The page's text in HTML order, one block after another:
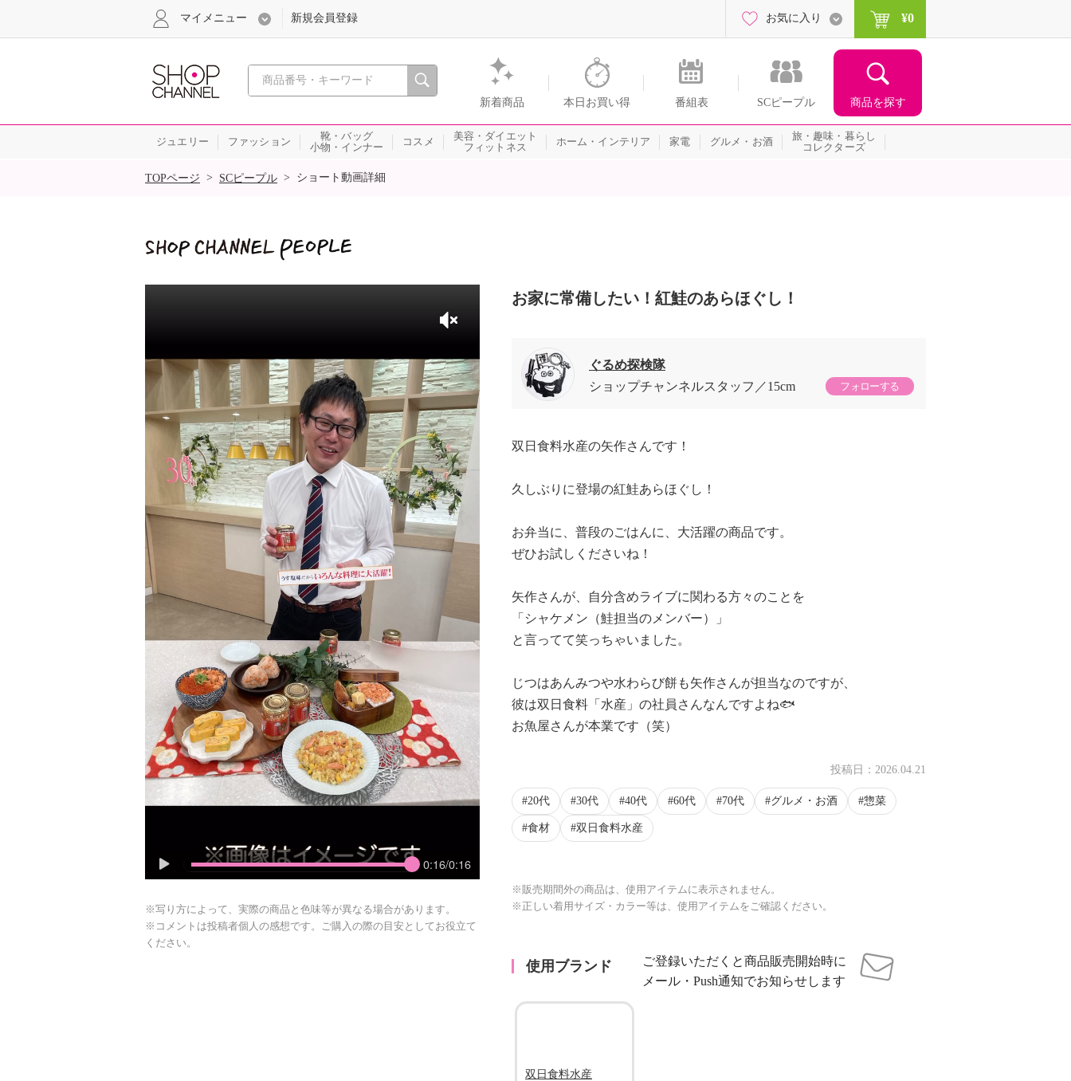
心おどる、瞬間を。通販・テレビショッピングのショップチャンネル
新着商品 本日お買い得 番組表 SCピープル 商品を探す
マイメニュー 新規会員登録 お気に入り ¥0
ジュエリー ファッション
靴・バッグ
小物・インナー
コスメ
美容・ダイエット
フィットネス
ホーム・インテリア 家電 グルメ・お酒
旅・趣味・暮らし
コレクターズ
SALE
TOPページ > SCピープル > ショート動画詳細
0:16/0:16
※写り方によって、実際の商品と色味等が異なる場合があります。
※コメントは投稿者個人の感想です。ご購入の際の目安としてお役立て
ください。
お家に常備したい！紅鮭のあらほぐし！
ぐるめ探検隊
ショップチャンネルスタッフ
15cm フォローする
双日食料水産の矢作さんです！
久しぶりに登場の紅鮭あらほぐし！
お弁当に、普段のごはんに、大活躍の商品です。
ぜひお試しくださいね！
矢作さんが、自分含めライブに関わる方々のことを
「シャケメン（鮭担当のメンバー）」
と言ってて笑っちゃいました。
じつはあんみつや水わらび餅も矢作さんが担当なのですが、
彼は双日食料「水産」の社員さんなんですよね🐟
お魚屋さんが本業です（笑）
投稿日： 2026.04.21
20代 30代 40代 60代 70代 グルメ・お酒 惣菜
食材 双日食料水産
※販売期間外の商品は、使用アイテムに表示されません。
※正しい着用サイズ・カラー等は、使用アイテムをご確認ください。
使用ブランド
ご登録いただくと商品販売開始時に
メール・Push通知でお知らせします
双日食料水産